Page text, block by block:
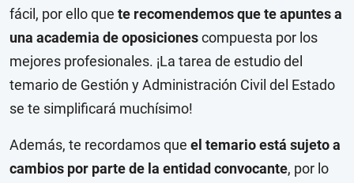
fácil, por ello que te recomendemos que te apuntes a
una academia de oposicionescompuesta por los
mejores profesionales. ¡La tarea de estudio del
temario de Gestión y Administración Civil del Estado
se te simplificará muchísimo!
Además, te recordamos que el temario está sujeto a
cambios por parte de la entidad convocante, por lo